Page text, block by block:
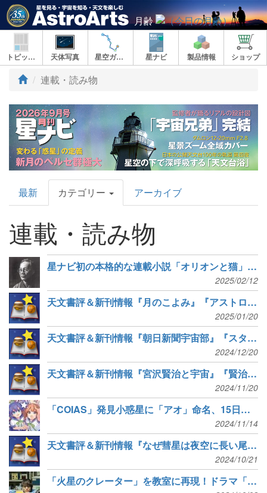
月齢
トピックス 天体写真 星空ガイド 星ナビ 製品情報 ショップ
連載・読み物
AstroArts
Topics
最新 カテゴリー アーカイブ
連載・読み物
星ナビ初の本格的な連載小説「オリオンと猫」3月号よりスタート
2025/02/12
天文書評＆新刊情報『月のこよみ』『アストロガイド 星空年鑑』など6冊
2025/01/20
天文書評＆新刊情報『朝日新聞宇宙部』『スターリー・ジャーニー』など5冊
2024/12/20
天文書評＆新刊情報『宮沢賢治と宇宙』『賢治と「星」を見る』など8冊
2024/11/20
「COIAS」発見小惑星に「アオ」命名、15日に「命名祝賀会」配信
2024/11/14
天文書評＆新刊情報『なぜ彗星は夜空に長い尾をひくのか』『天空を旅する星空図鑑』など5冊
2024/10/21
「火星のクレーター」を教室に再現！ドラマ「宙わたる教室」が10月放送開始